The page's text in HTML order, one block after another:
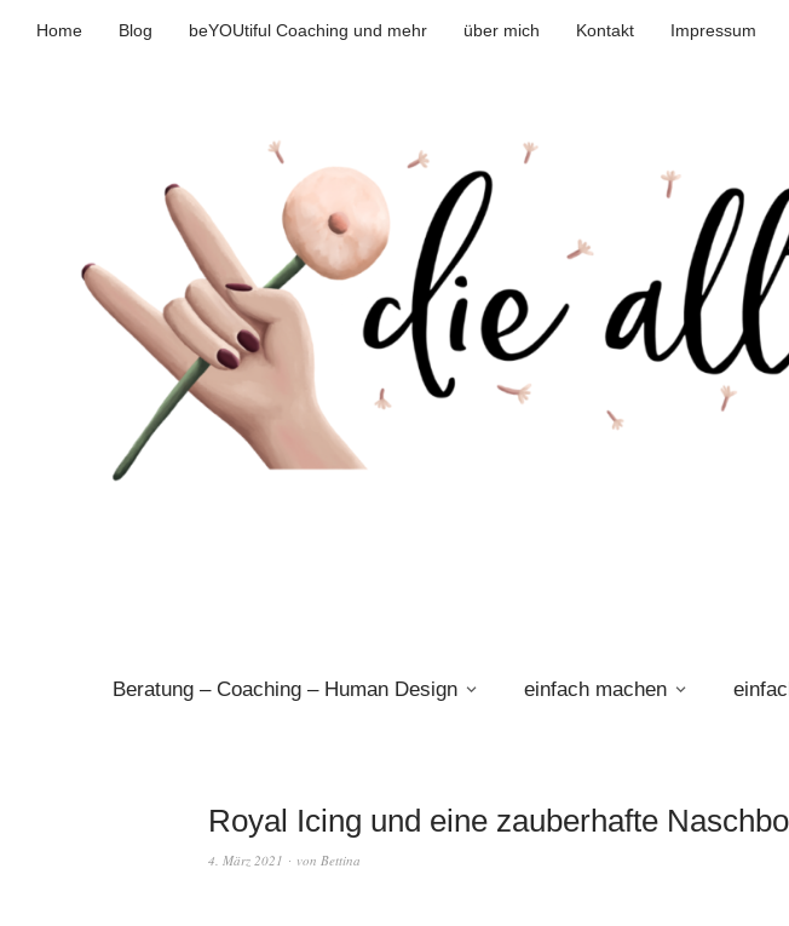
Home Blog beYOUtiful Coaching und mehr über mich Kontakt Impressum
Beratung – Coaching – Human Design einfach machen
Royal Icing und eine zauberhafte
4. März 2021 von Bettina